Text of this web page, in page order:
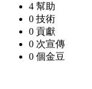
4 幫助
0 技術
0 貢獻
0 次宣傳
0 個金豆